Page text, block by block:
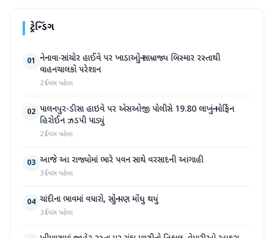
ટ્રેન્ડિંગ
01 નેનાવા-સાંચોર હાઈવે પર ખાડાઓનું સામ્રાજ્ય બિસ્માર રસ્તાથી
વાહનચાલકો પરેશાન
2 દિવસ પહેલા
02 પાલનપુર-ડીસા હાઇવે પર એસઓજી પોલીસે 19.80 લાખનું મોર્ફિન
હિરોઈન ઝડપી પાડ્યું
2 દિવસ પહેલા
03 આજે આ રાજ્યોમાં ભારે પવન સાથે વરસાદની આગાહી
3 દિવસ પહેલા
04 ચાંદીના ભાવમાં વધારો, સોનું પણ મોંઘુ થયું
3 દિવસ પહેલા